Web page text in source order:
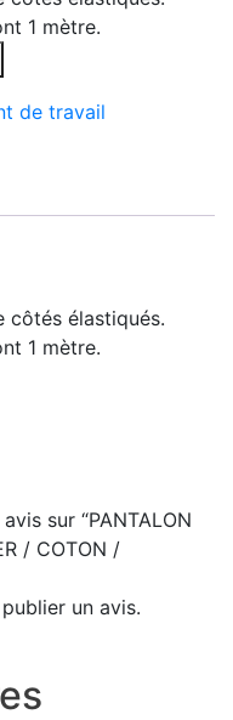
1 mètre.
de travail
côtés élastiqués.
1 mètre.
sur “PANTALON
/ COTON /
un avis.